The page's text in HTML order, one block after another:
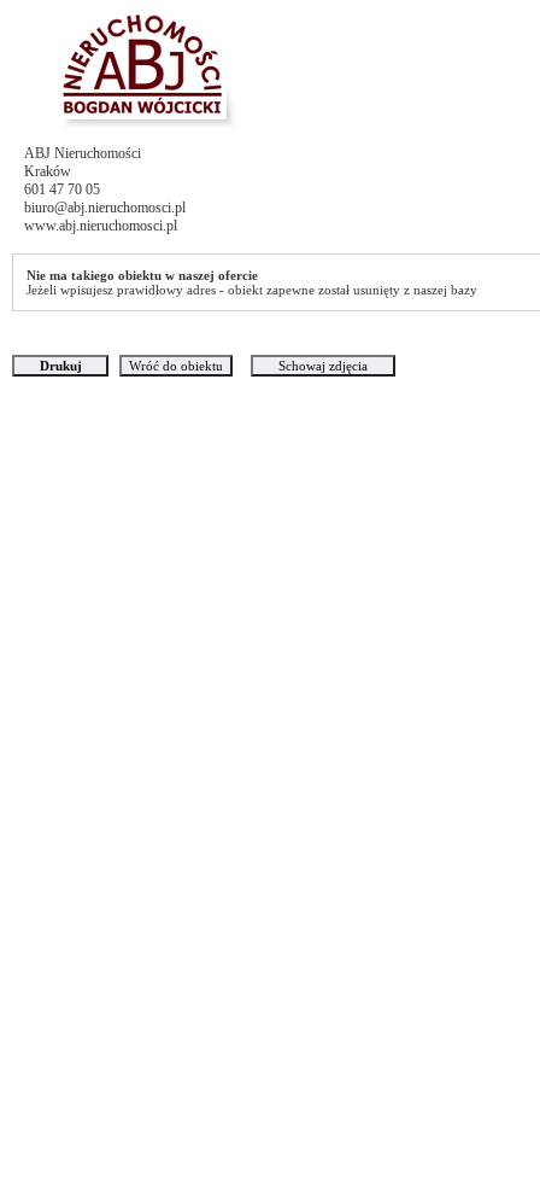
ABJ Nieruchomości
Kraków
601 47 70 05
biuro@abj.nieruchomosci.pl
www.abj.nieruchomosci.pl
Nie ma takiego obiektu w naszej ofercie
Jeżeli wpisujesz prawidłowy adres - obiekt zapewne został usunięty z naszej bazy